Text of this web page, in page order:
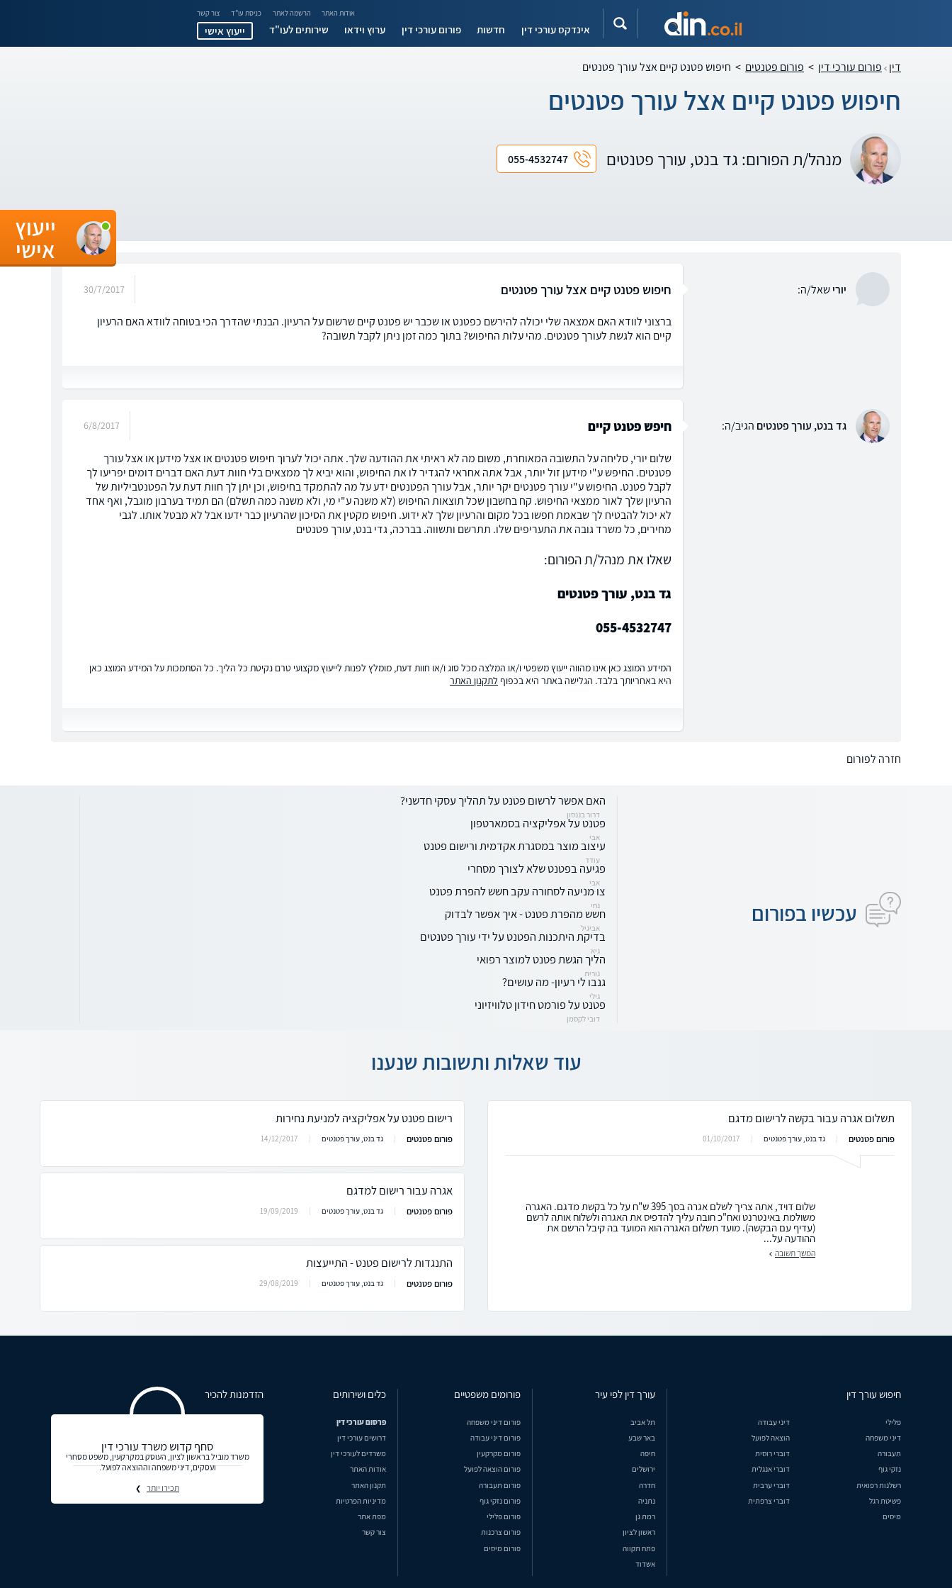
אודות האתר הרשמה לאתר כניסת עו"ד צור קשר
אינדקס עורכי דין חדשות פורום עורכי דין ערוץ וידאו שירותים לעו"ד ייעוץ אישי
דין פורום עורכי דין > פורום פטנטים > חיפוש פטנט קיים אצל עורך פטנטים
חיפוש פטנט קיים אצל עורך פטנטים
מנהל/ת הפורום: גד בנט, עורך פטנטים 055-4532747
יורישאל/ה: חיפוש פטנט קיים אצל עורך פטנטים 30/7/2017
ברצוני לוודא האם אמצאה שלי יכולה להירשם כפטנט או שכבר יש פטנט קיים שרשום על הרעיון. הבנתי שהדרך הכי בטוחה לוודא האם הרעיון
קיים הוא לגשת לעורך פטנטים. מהי עלות החיפוש? בתוך כמה זמן ניתן לקבל תשובה?
גד בנט, עורך פטנטים הגיב/ה: חיפש פטנט קיים 6/8/2017
שלום יורי, סליחה על התשובה המאוחרת, משום מה לא ראיתי את ההודעה שלך. אתה יכול לערוך חיפוש פטנטים או אצל מידען או אצל עורך
פטנטים. החיפש ע"י מידען זול יותר, אבל אתה אחראי להגדיר לו את החיפוש, והוא יביא לך ממצאים בלי חוות דעת האם דברים דומים יפריעו לך
לקבל פטנט. החיפוש ע"י עורך פטנטים יקר יותר, אבל עורך הפטנטים ידע על מה להתמקד בחיפוש, וכן יתן לך חוות דעת על הפטנטביליות של
הרעיון שלך לאור ממצאי החיפוש. קח בחשבון שכל תוצאות החיפוש (לא משנה ע"י מי, ולא משנה כמה תשלם) הם תמיד בערבון מוגבל, ואף אחד
לא יכול להבטיח לך שבאמת חפשו בכל מקום והרעיון שלך לא ידוע. חיפוש מקטין את הסיכון שהרעיון כבר ידעו אבל לא מבטל אותו. לגבי
מחירים, כל משרד גובה את התעריפים שלו. תתרשם ותשווה. בברכה, גדי בנט, עורך פטנטים
שאלו את מנהל/ת הפורום:
גד בנט, עורך פטנטים
055-4532747
המידע המוצג כאן אינו מהווה ייעוץ משפטי ו/או המלצה מכל סוג ו/או חוות דעת, מומלץ לפנות לייעוץ מקצועי טרם נקיטת כל הליך. כל הסתמכות על המידע המוצג כאן
היא באחריותך בלבד. הגלישה באתר היא בכפוף לתקנון האתר
חזרה לפורום
עכשיו בפורום
האם אפשר לרשום פטנט על תהליך עסקי חדשני?
דרור בננסון
פטנט על אפליקציה בסמארטפון
אבי
עיצוב מוצר במסגרת אקדמית ורישום פטנט
עודד
פגיעה בפטנט שלא לצורך מסחרי
אבי
צו מניעה לסחורה עקב חשש להפרת פטנט
נחי
חשש מהפרת פטנט - איך אפשר לבדוק
אביגיל
בדיקת היתכנות הפטנט על ידי עורך פטנטים
גיא
הליך הגשת פטנט למוצר רפואי
נורית
גנבו לי רעיון- מה עושים?
גילי
פטנט על פורמט חידון טלוויזיוני
דובי לקסמן
עוד שאלות ותשובות שנענו
תשלום אגרה עבור בקשה לרישום מדגם
פורום פטנטים גד בנט, עורך פטנטים 01/10/2017
שלום דויד, אתה צריך לשלם אגרה בסך 395 ש"ח על כל בקשת מדגם. האגרה
משולמת באינטרנט ואח"כ חובה עליך להדפיס את האגרה ולשלוח אותה לרשם
(עדיף עם הבקשה). מועד תשלום האגרה הוא המועד בה קיבל הרשם את
ההודעה על...
המשך תשובה
רישום פטנט על אפליקציה למניעת נחירות
פורום פטנטים גד בנט, עורך פטנטים 14/12/2017
אגרה עבור רישום למדגם
פורום פטנטים גד בנט, עורך פטנטים 19/09/2019
התנגדות לרישום פטנט - התייעצות
פורום פטנטים גד בנט, עורך פטנטים 29/08/2019
ייעוץ
אישי
חיפוש עורך דין
פלילי
דיני עבודה
דיני משפחה
הוצאה לפועל
תעבורה
דוברי רוסית
נזקי גוף
דוברי אנגלית
רשלנות רפואית
דוברי ערבית
פשיטת רגל
דוברי צרפתית
מיסים
עורך דין לפי עיר
תל אביב
באר שבע
חיפה
ירושלים
חדרה
נתניה
רמת גן
ראשון לציון
פתח תקווה
אשדוד
פורומים משפטיים
פורום דיני משפחה
פורום דיני עבודה
פורום מקרקעין
פורום הוצאה לפועל
פורום תעבורה
פורום נזקי גוף
פורום פלילי
פורום צרכנות
פורום מיסים
כלים ושירותים
פרסום עורכי דין
דרושים עורכי דין
משרדים לעורכי דין
אודות האתר
תקנון האתר
מדיניות הפרטיות
מפת אתר
צור קשר
הזדמנות להכיר
סחף קדוש משרד עורכי דין
משרד מוביל בראשון לציון, העוסק במקרקעין, משפט מסחרי
ועסקים, דיני משפחה וההוצאה לפועל.
תכירו יותר